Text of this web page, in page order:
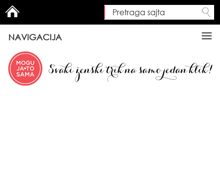
Search form
Pretraga sajta
NAVIGACIJA